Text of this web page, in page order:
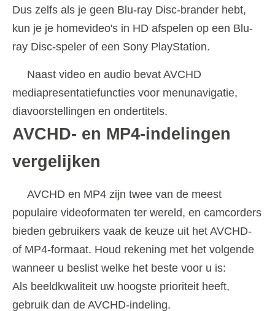
Dus zelfs als je geen Blu-ray Disc-brander hebt,
kun je je homevideo's in HD afspelen op een Blu-
ray Disc-speler of een Sony PlayStation.
Naast video en audio bevat AVCHD
mediapresentatiefuncties voor menunavigatie,
diavoorstellingen en ondertitels.
AVCHD- en MP4-indelingen
vergelijken
AVCHD en MP4 zijn twee van de meest
populaire videoformaten ter wereld, en camcorders
bieden gebruikers vaak de keuze uit het AVCHD-
of MP4-formaat. Houd rekening met het volgende
wanneer u beslist welke het beste voor u is:
Als beeldkwaliteit uw hoogste prioriteit heeft,
gebruik dan de AVCHD-indeling.